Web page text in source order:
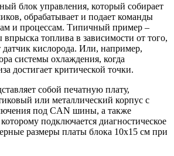
блок управления, который собирает
обрабатывает и подает команды
и процессам. Типичный пример –
впрыска топлива в зависимости от того,
датчик кислорода. Или, например,
системы охлаждения, когда
достигает критической точки.
собой печатную плату,
или металлический корпус с
под CAN шины, а также
подключается диагностическое
размеры платы блока 10х15 см при